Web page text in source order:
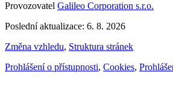
Provozovatel Galileo Corporation s.r.o.
Poslední aktualizace: 6. 8. 2026
Změna vzhledu, Struktura stránek
Prohlášení o přístupnosti, Cookies,